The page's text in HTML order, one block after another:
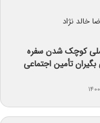
کوچک شدن سفره
تأمین اجتماعی